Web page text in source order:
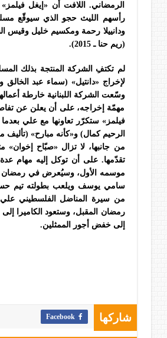
الرمضاني. اللافت أن «إيغل
رأسهم الليث حجو الذي سيوقّع
(ريم حنا ـ 2015).
لم تكتفِ الشركة المنتجة بذلك
لإخراج «دانتيل» (سماء عبد
وسّعت الشركة اللبنانية خارطة
مهمّة إخراجه، على أن يعلن عن
فيلمز» ستكرّر تعاونها مع علي
الرحيم كمال) و«كأنه مبارح» (تأليف
من جانبها، لا تزال «صبّاح إخوان»
تقدّمها. على أن توكل إليه مهام عدة
سامي يوسف ويلعب بطولته تيم
رمضان المقبل، وستعود الكاميرا
إلى خفض أجور الممثلين.
شاركها Facebook